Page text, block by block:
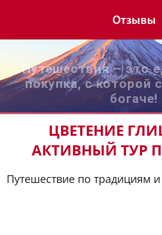
Отзывы
Путешествия – это
покупка, с которой
богаче!
ЦВЕТЕНИЕ
АКТИВНЫЙ ТУР
Путешествие по традициям